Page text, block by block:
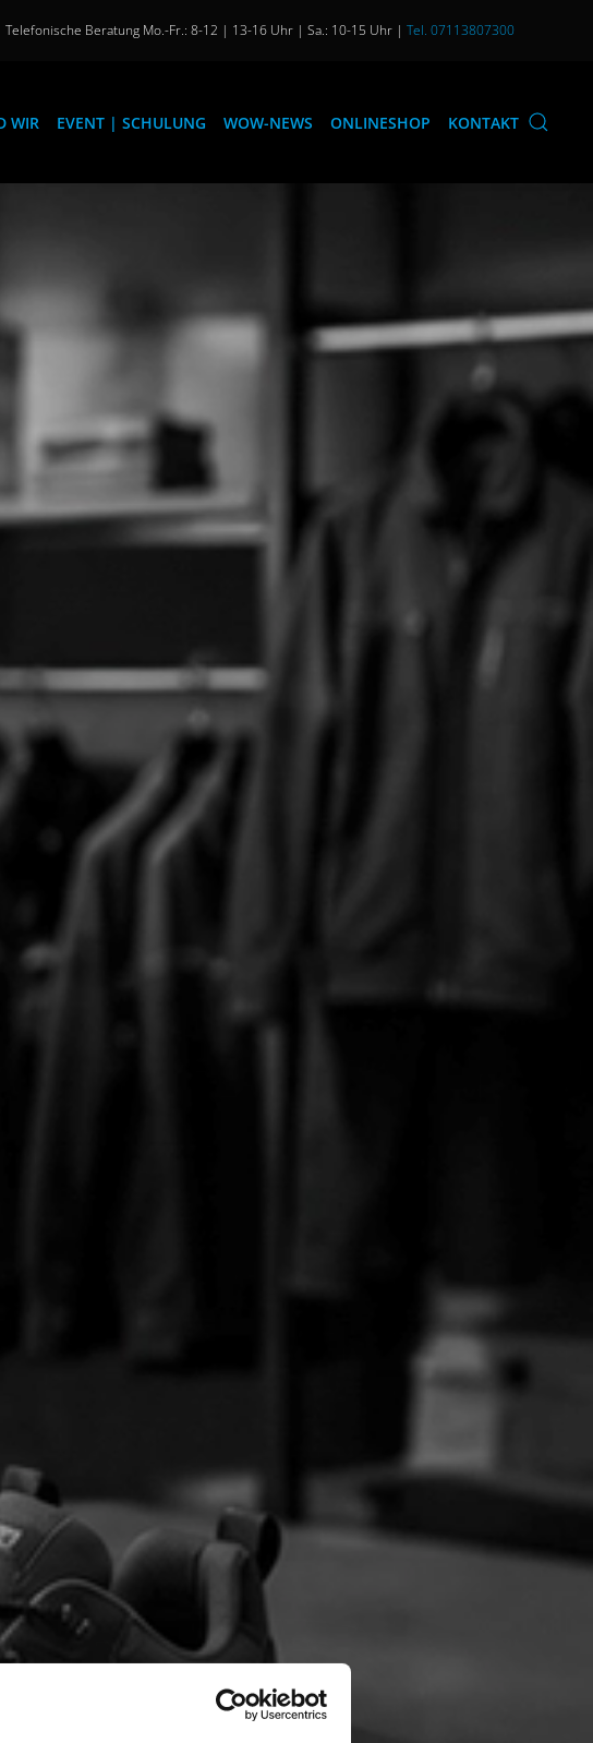
Telefonische Beratung Mo.-Fr.: 8-12 | 13-16 Uhr | Sa.: 10-15 Uhr | Tel. 07113807300
WIR EVENT | SCHULUNG WOW-NEWS ONLINESHOP KONTAKT